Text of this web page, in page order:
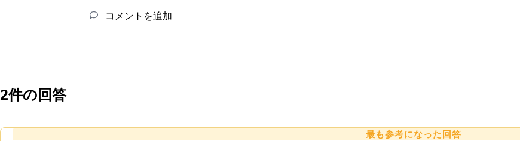
コメントを追加
2件の回答
最も参考になった回答